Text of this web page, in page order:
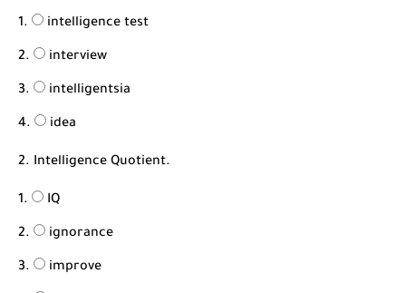
intelligence test
interview
intelligentsia
idea
2. Intelligence Quotient.
IQ
ignorance
improve